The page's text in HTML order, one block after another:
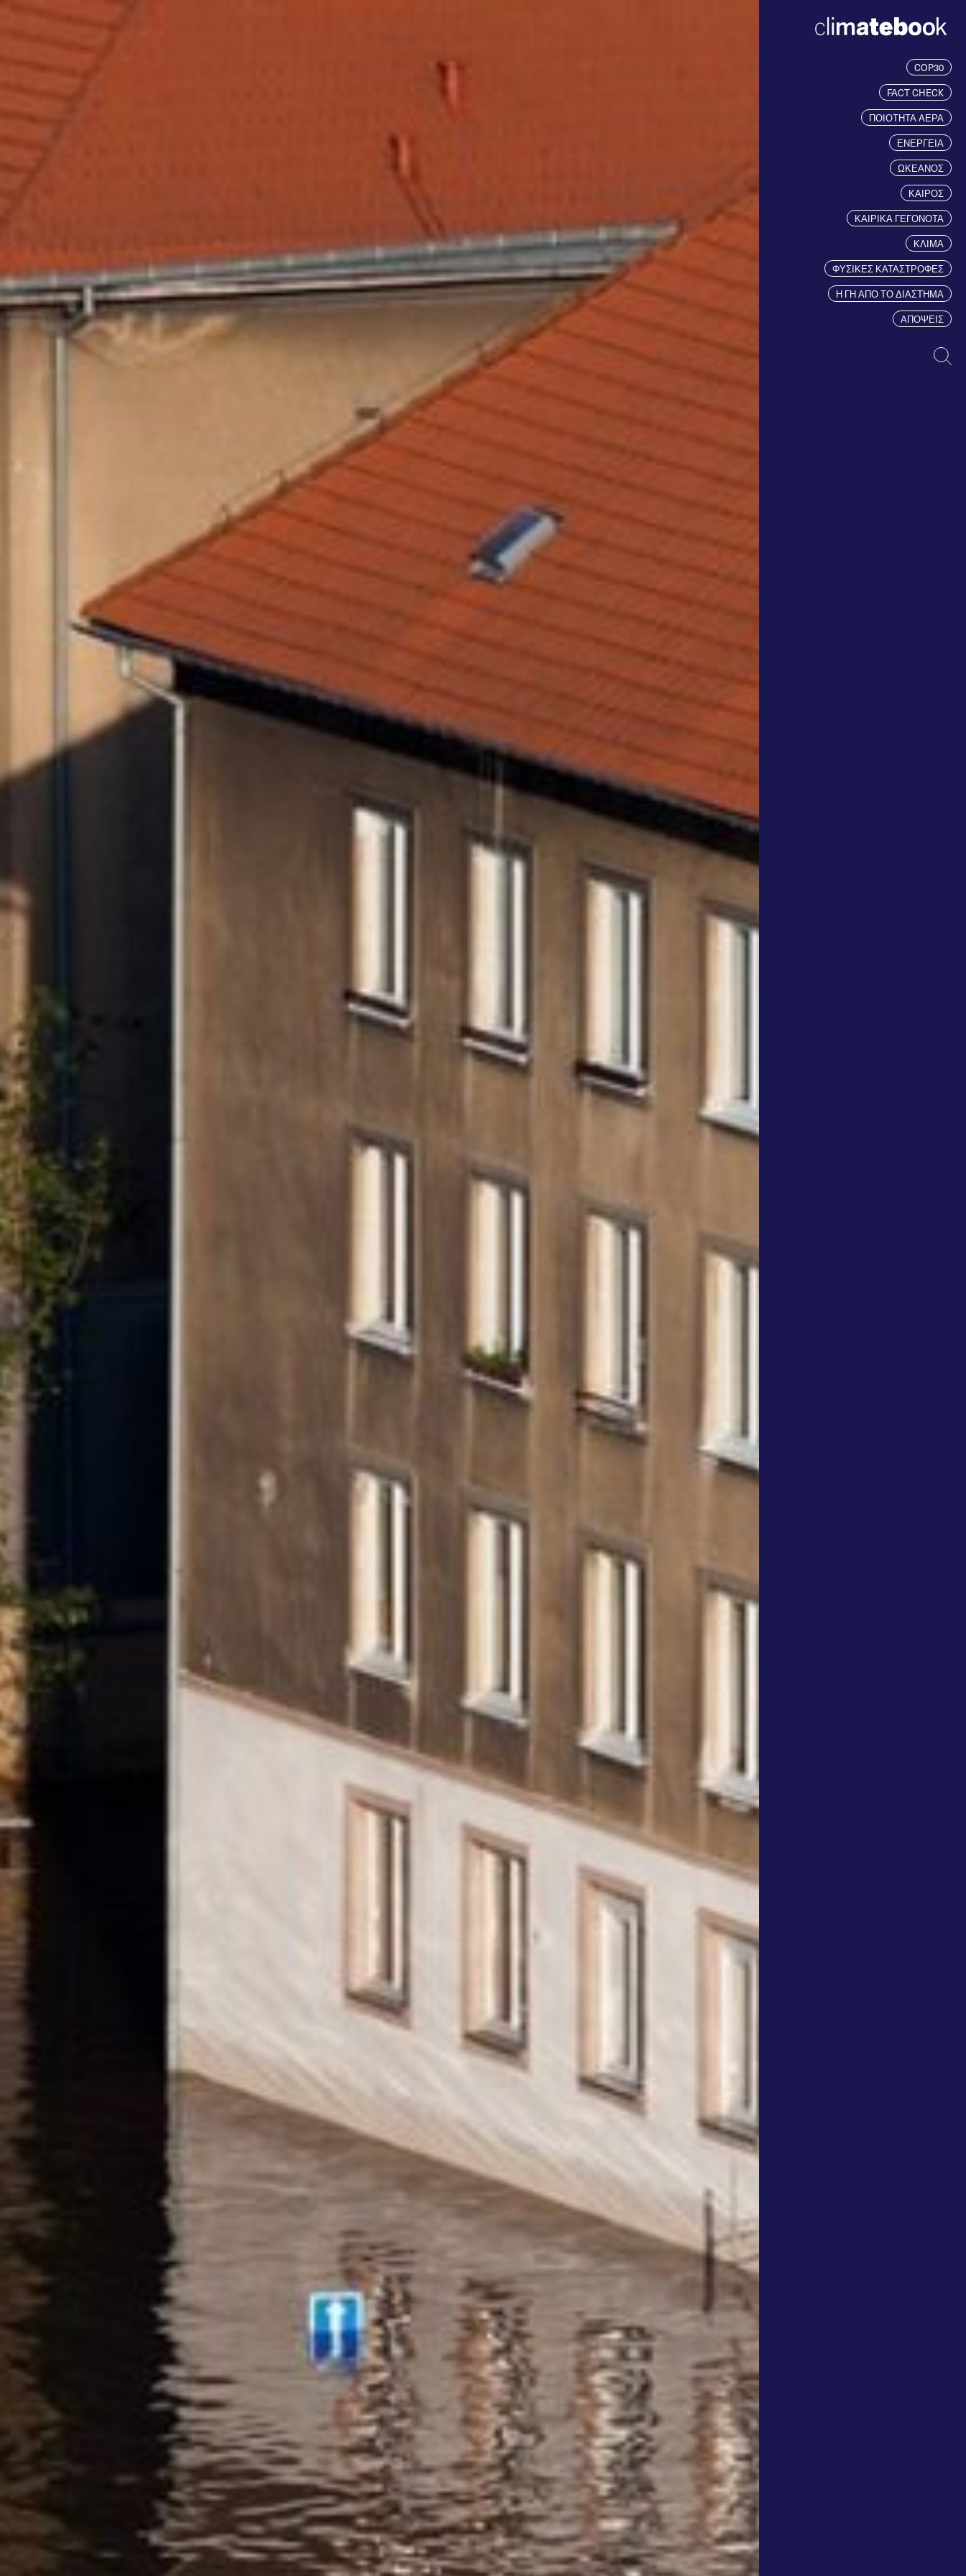
COP30
FACT CHECK
ΠΟΙΟΤΗΤΑ ΑΕΡΑ
ΕΝΕΡΓΕΙΑ
ΩΚΕΑΝΟΣ
ΚΑΙΡΟΣ
ΚΑΙΡΙΚΑ ΓΕΓΟΝΟΤΑ
ΚΛΙΜΑ
ΦΥΣΙΚΕΣ ΚΑΤΑΣΤΡΟΦΕΣ
Η ΓΗ ΑΠΟ ΤΟ ΔΙΑΣΤΗΜΑ
ΑΠΟΨΕΙΣ